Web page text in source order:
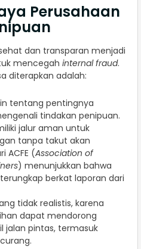
Perusahaan
dan transparan menjadi
mencegah internal fraud.
diterapkan adalah:
tentang pentingnya
tindakan penipuan.
jalur aman untuk
tanpa takut akan
ACFE (Association of
) menunjukkan bahwa
berkat laporan dari
tidak realistis, karena
dapat mendorong
jalan pintas, termasuk